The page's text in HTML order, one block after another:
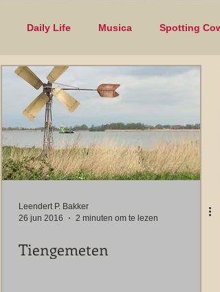
Daily Life Musica Spotting
Leendert P. Bakker
26 jun 2016
2 minuten om te lezen
Tiengemeten